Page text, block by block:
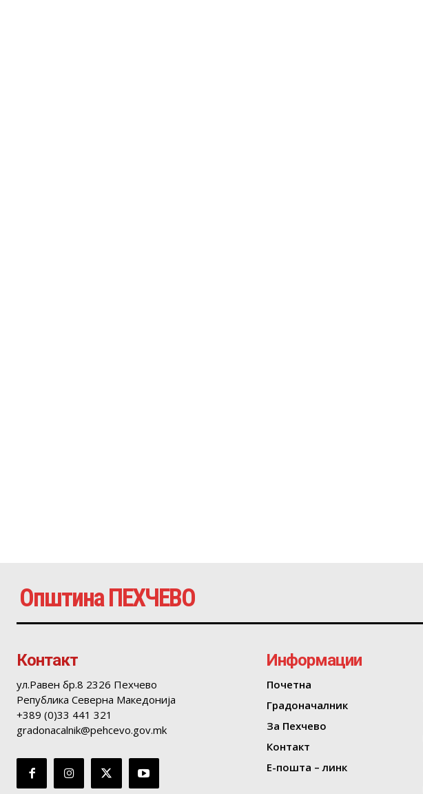
Општина ПЕХЧЕВО
Контакт
ул.Равен бр.8 2326 Пехчево
Република Северна Македонија
+389 (0)33 441 321
gradonacalnik@pehcevo.gov.mk
Информации
Почетна
Градоначалник
За Пехчево
Контакт
Е-пошта – линк